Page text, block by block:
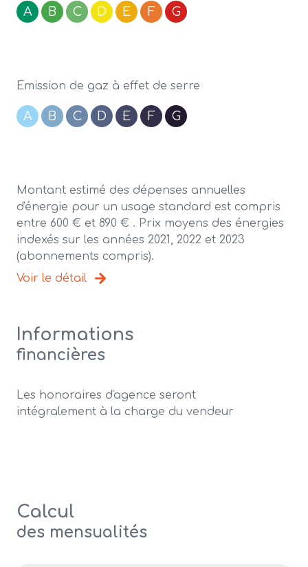
A B C D E F G
Emission de gaz à effet de serre
A B C D E F G
Montant estimé des dépenses annuelles
d'énergie pour un usage standard est compris
entre 600 € et 890 € . Prix moyens des énergies
indexés sur les années 2021, 2022 et 2023
(abonnements compris).
Voir le détail
Informations
financières
Les honoraires d'agence seront
intégralement à la charge du vendeur
Calcul
des mensualités